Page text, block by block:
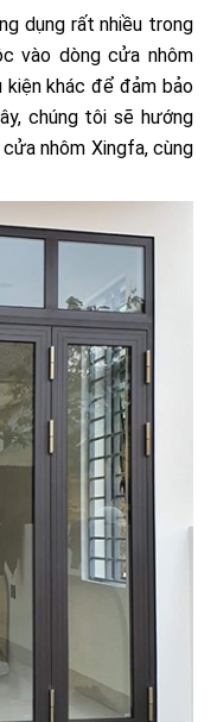
dụng rất nhiều trong
vào dòng cửa nhôm
khác để đảm bảo
chúng tôi sẽ hướng
nhôm Xingfa, cùng